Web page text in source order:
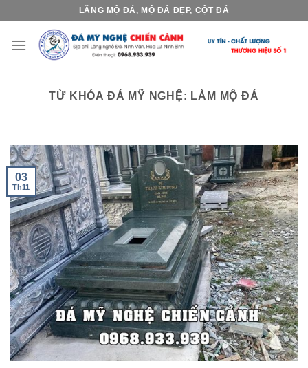
content
LĂNG MỘ ĐÁ, MỘ ĐÁ ĐẸP, CỘT ĐÁ
TỪ KHÓA ĐÁ MỸ NGHỆ: LÀM MỘ ĐÁ
03
Th11